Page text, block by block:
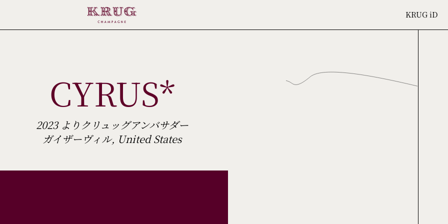
KRUGiD
CYRUS*
2023 よりクリュッグアンバサダー
ガイザーヴィル, United States